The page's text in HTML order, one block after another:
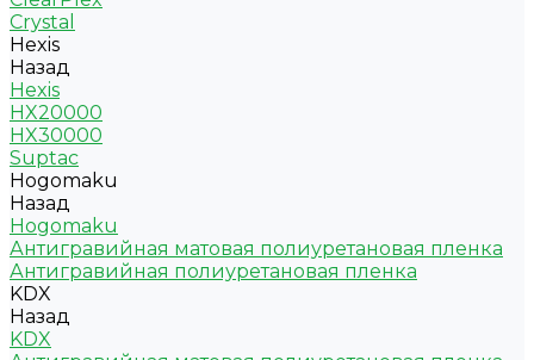
Crystal
Hexis
Назад
Hexis
HX20000
HX30000
Suptac
Hogomaku
Назад
Hogomaku
Антигравийная матовая полиуретановая пленка
Антигравийная полиуретановая пленка
KDX
Назад
KDX